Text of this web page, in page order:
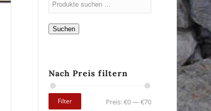
Suchen
Nach Preis filtern
Filter Preis:€0—€70